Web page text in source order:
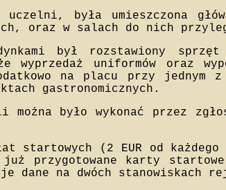
uczelni, była umieszczona
oraz w salach do nich
był rozstawiony
wyprzedaż uniformów oraz
na placu przy jednym
gastronomicznych.
można było wykonać przez
startowych (2 EUR od
przygotowane karty
dane na dwóch stanowiskach